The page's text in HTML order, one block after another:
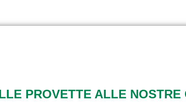
PROVETTE ALLE NOSTRE